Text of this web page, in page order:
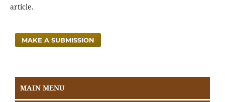
article.
MAKE A SUBMISSION
MAIN MENU